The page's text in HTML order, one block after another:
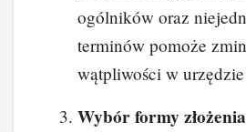
ogólników oraz
terminów pomoże
wątpliwości w
Wybór formy złożenia